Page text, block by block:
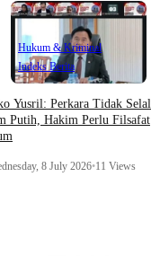
Hukum & Kriminal
Indeks Berita
Yusril: Perkara Tidak
Putih, Hakim Perlu Filsafat
8 July 2026•11 Views